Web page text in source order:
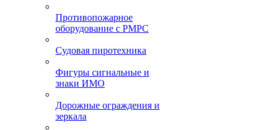
Противопожарное
оборудование с РМРС
Судовая пиротехника
Фигуры сигнальные и
знаки ИМО
Дорожные ограждения и
зеркала